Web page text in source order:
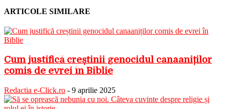
ARTICOLE SIMILARE
Cum justifică creștinii genocidul canaaniților
comis de evrei în Biblie
Redactia e-Click.ro - 9 aprilie 2025